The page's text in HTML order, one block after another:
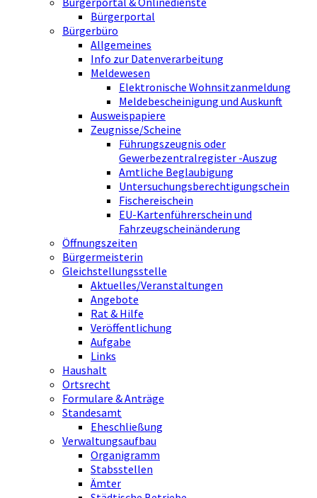
Bürgerportal
Bürgerbüro
Allgemeines
Info zur Datenverarbeitung
Meldewesen
Elektronische Wohnsitzanmeldung
Meldebescheinigung und Auskunft
Ausweispapiere
Zeugnisse/Scheine
Führungszeugnis oder
Gewerbezentralregister -Auszug
Amtliche Beglaubigung
Untersuchungsberechtigungschein
Fischereischein
EU-Kartenführerschein und
Fahrzeugscheinänderung
Öffnungszeiten
Bürgermeisterin
Gleichstellungsstelle
Aktuelles/Veranstaltungen
Angebote
Rat & Hilfe
Veröffentlichung
Aufgabe
Links
Haushalt
Ortsrecht
Formulare & Anträge
Standesamt
Eheschließung
Verwaltungsaufbau
Organigramm
Stabsstellen
Ämter